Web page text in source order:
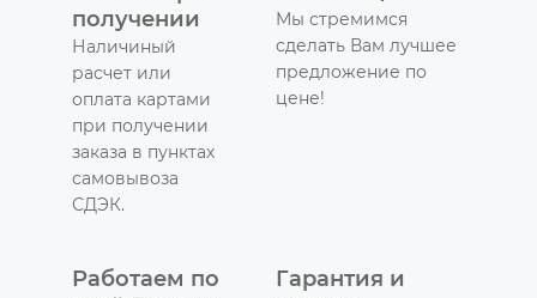
получении
Наличиный
расчет или
оплата картами
при получении
заказа в пунктах
самовывоза
СДЭК.
Мы стремимся
сделать Вам лучшее
предложение по
цене!
Работаем по
Гарантия и